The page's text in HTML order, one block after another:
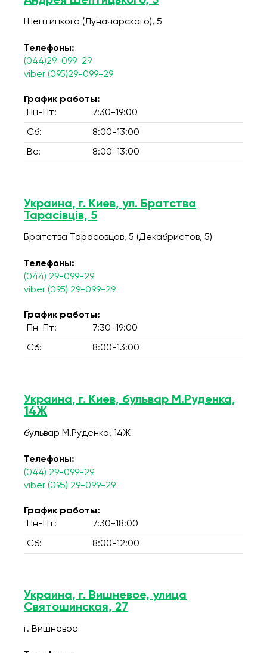
Шептицкого (Луначарского), 5
Телефоны:
(044)29-099-29
viber (095)29-099-29
График работы:
Пн-Пт:
7:30-19:00
Сб: 8:00-13:00
Вс: 8:00-13:00
Украина, г. Киев, ул. Братства
Тарасівців, 5
Братства Тарасовцов, 5 (Декабристов, 5)
Телефоны:
(044) 29-099-29
viber (095) 29-099-29
График работы:
Пн-Пт:
7:30-19:00
Сб: 8:00-13:00
Украина, г. Киев, бульвар М.Руденка,
14Ж
бульвар М.Руденка, 14Ж
Телефоны:
(044) 29-099-29
viber (095) 29-099-29
График работы:
Пн-Пт:
7:30-18:00
Сб: 8:00-12:00
Украина, г. Вишневое, улица
Святошинская, 27
г. Вишнёвое